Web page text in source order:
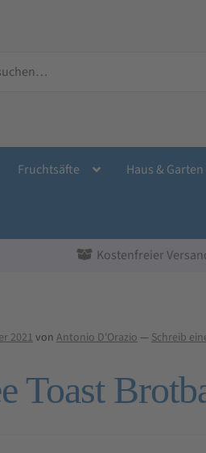
Fruchtsäfte Haus & Garten
Kostenfreier
2021 von Antonio D'Orazio — Schreib
Toast